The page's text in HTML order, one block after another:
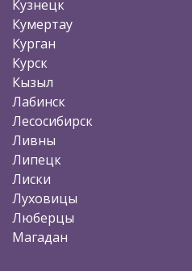
Кузнецк
Кумертау
Курган
Курск
Кызыл
Лабинск
Лесосибирск
Ливны
Липецк
Лиски
Луховицы
Люберцы
Магадан